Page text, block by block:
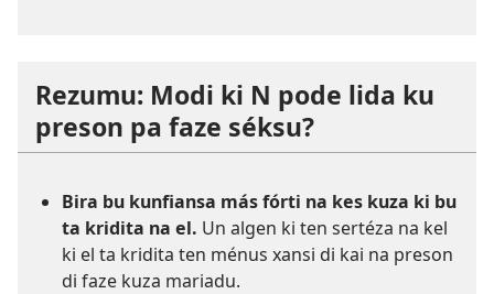
Rezumu: Modi ki N pode lida ku
preson pa faze séksu?
Bira bu kunfiansa más fórti na kes kuza ki bu
ta kridita na el. Un algen ki ten sertéza na kel
ki el ta kridita ten ménus xansi di kai na preson
di faze kuza mariadu.